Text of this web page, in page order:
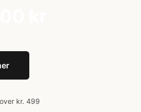
kr. 499